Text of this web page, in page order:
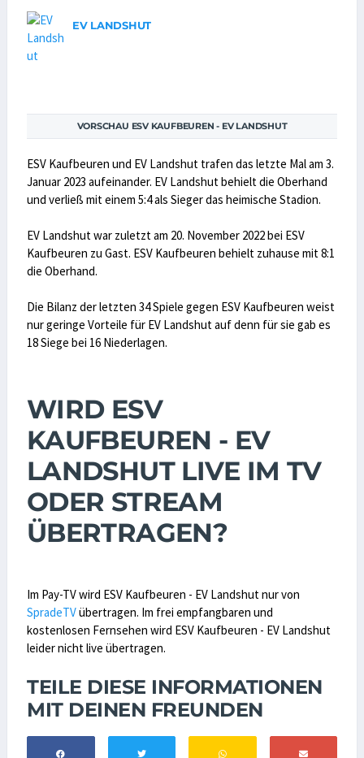
EV LANDSHUT
VORSCHAU ESV KAUFBEUREN - EV LANDSHUT
ESV Kaufbeuren und EV Landshut trafen das letzte Mal am 3.
Januar 2023 aufeinander. EV Landshut behielt die Oberhand
und verließ mit einem 5:4 als Sieger das heimische Stadion.
EV Landshut war zuletzt am 20. November 2022 bei ESV
Kaufbeuren zu Gast. ESV Kaufbeuren behielt zuhause mit 8:1
die Oberhand.
Die Bilanz der letzten 34 Spiele gegen ESV Kaufbeuren weist
nur geringe Vorteile für EV Landshut auf denn für sie gab es
18 Siege bei 16 Niederlagen.
WIRD ESV
KAUFBEUREN - EV
LANDSHUT LIVE IM TV
ODER STREAM
ÜBERTRAGEN?
Im Pay-TV wird ESV Kaufbeuren - EV Landshut nur von
SpradeTVübertragen. Im frei empfangbaren und
kostenlosen Fernsehen wird ESV Kaufbeuren - EV Landshut
leider nicht live übertragen.
TEILE DIESE INFORMATIONEN
MIT DEINEN FREUNDEN